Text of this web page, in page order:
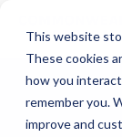
This website
These cookies
how you
remember you.
improve and